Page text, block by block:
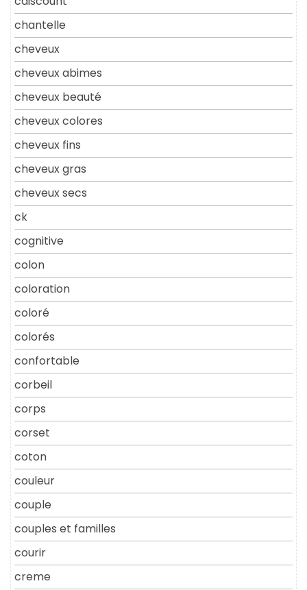
chantelle
cheveux
cheveux abimes
cheveux beauté
cheveux colores
cheveux fins
cheveux gras
cheveux secs
ck
cognitive
colon
coloration
coloré
colorés
confortable
corbeil
corps
corset
coton
couleur
couple
couples et familles
courir
creme